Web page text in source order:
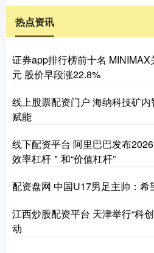
热点资讯
证券app排行榜前十名
元 股价早段涨22.8%
线上股票配资门户 海纳科技矿
赋能
线下配资平台 阿里巴巴发布
效率杠杆＂和“价值杠杆”
配资盘网 中国U17男足主帅：
江西炒股配资平台 天津举行“科
动